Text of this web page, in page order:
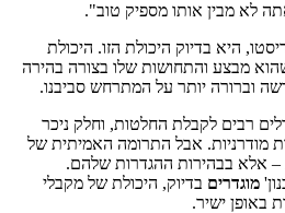
לא מבין אותו מספיק טוב".
היא בדיוק היכולת הזו. היכולת
מבצע והתחושות שלו בצורה בהירה
וברורה יותר על המתרחש סביבנו.
רבים לקבלת החלטות, וחלק ניכר
מודרניות. אבל התרומה האמיתית של
– אלא בבהירות ההגדרות שלהם.
מוגדרים בדיוק, היכולת של מקבלי
באופן ישיר.